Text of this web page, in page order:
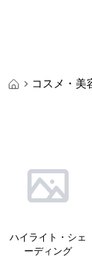
コスメ・美
ハイライト・シェ
ーディング